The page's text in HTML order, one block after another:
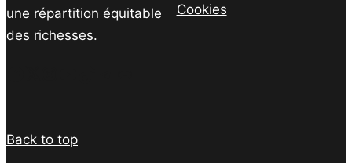
une répartition équitable
des richesses.
Cookies
Back to top